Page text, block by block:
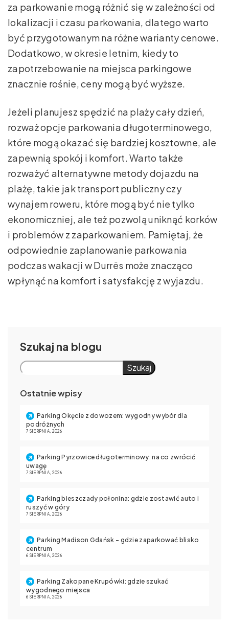
za parkowanie mogą różnić się w zależności od
lokalizacji i czasu parkowania, dlatego warto
być przygotowanym na różne warianty cenowe.
Dodatkowo, w okresie letnim, kiedy to
zapotrzebowanie na miejsca parkingowe
znacznie rośnie, ceny mogą być wyższe.
Jeżeli planujesz spędzić na plaży cały dzień,
rozważ opcje parkowania długoterminowego,
które mogą okazać się bardziej kosztowne, ale
zapewnią spokój i komfort. Warto także
rozważyć alternatywne metody dojazdu na
plażę, takie jak transport publiczny czy
wynajem roweru, które mogą być nie tylko
ekonomiczniej, ale też pozwolą uniknąć korków
i problemów z zaparkowaniem. Pamiętaj, że
odpowiednie zaplanowanie parkowania
podczas wakacji w Durrës może znacząco
wpłynąć na komfort i satysfakcję z wyjazdu.
Szukaj
Szukaj
Ostatnie wpisy
Parking Okęcie z dowozem: wygodny wybór dla
podróżnych
7 SIERPNIA, 2026
Parking Pyrzowice długoterminowy: na co zwrócić
uwagę
7 SIERPNIA, 2026
Parking bieszczady połonina: gdzie zostawić auto i
ruszyć w góry
7 SIERPNIA, 2026
Parking Madison Gdańsk – gdzie zaparkować blisko
centrum
6 SIERPNIA, 2026
Parking Zakopane Krupówki: gdzie szukać
wygodnego miejsca
6 SIERPNIA, 2026